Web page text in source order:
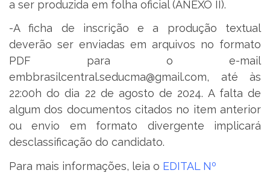
a ser produzida em folha oficial (ANEXO II).
-A ficha de inscrição e a produção textual
deverão ser enviadas em arquivos no formato
PDF para o e-mail
embbrasilcentral.seducma@gmail.com, até às
22:00h do dia 22 de agosto de 2024. A falta de
algum dos documentos citados no item anterior
ou envio em formato divergente implicará
desclassificação do candidato.
Para mais informações, leia o EDITAL Nº